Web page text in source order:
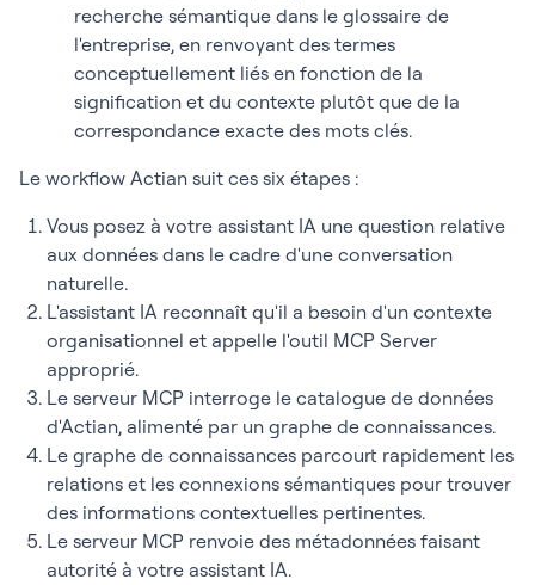
recherche sémantique dans le glossaire de
l'entreprise, en renvoyant des termes
conceptuellement liés en fonction de la
signification et du contexte plutôt que de la
correspondance exacte des mots clés.
Le workflow Actian suit ces six étapes :
Vous posez à votre assistant IA une question relative
aux données dans le cadre d'une conversation
naturelle.
L'assistant IA reconnaît qu'il a besoin d'un contexte
organisationnel et appelle l'outil MCP Server
approprié.
Le serveur MCP interroge le catalogue de données
d'Actian, alimenté par un graphe de connaissances.
Le graphe de connaissances parcourt rapidement les
relations et les connexions sémantiques pour trouver
des informations contextuelles pertinentes.
Le serveur MCP renvoie des métadonnées faisant
autorité à votre assistant IA.